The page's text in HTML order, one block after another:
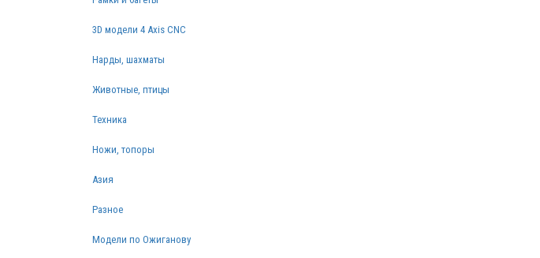
3D модели 4 Axis CNC
Нарды, шахматы
Животные, птицы
Техника
Ножи, топоры
Азия
Разное
Модели по Ожиганову